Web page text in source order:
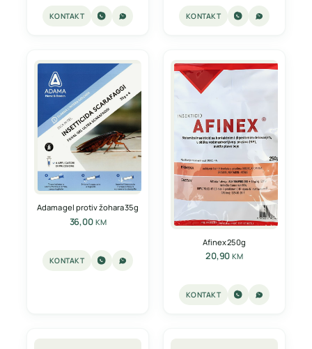
KONTAKT KONTAKT
Adama gel protiv žohara 35g
36,00 KM
KONTAKT
Afinex 250g
20,90KM
KONTAKT